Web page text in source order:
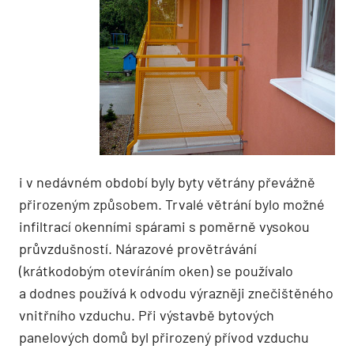
i v nedávném období byly byty větrány převážně
přirozeným způsobem. Trvalé větrání bylo možné
infiltrací okenními spárami s poměrně vysokou
průvzdušností. Nárazové provětrávání
(krátkodobým otevíráním oken) se používalo
a dodnes používá k odvodu výrazněji znečištěného
vnitřního vzduchu. Při výstavbě bytových
panelových domů byl přirozený přívod vzduchu